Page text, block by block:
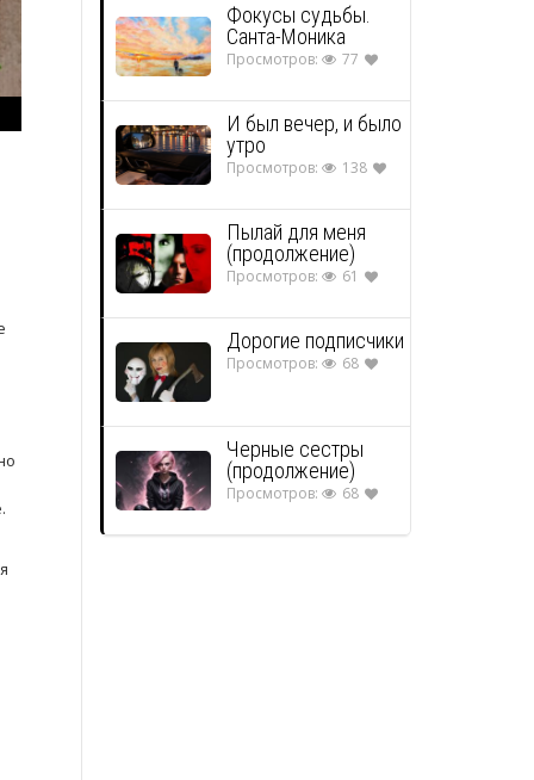
Фокусы судьбы.
Санта-Моника
Просмотров: 77
И был вечер, и было
утро
Просмотров: 138
Пылай для меня
(продолжение)
Просмотров: 61
Дорогие подписчики
Просмотров: 68
Черные сестры
(продолжение)
Просмотров: 68